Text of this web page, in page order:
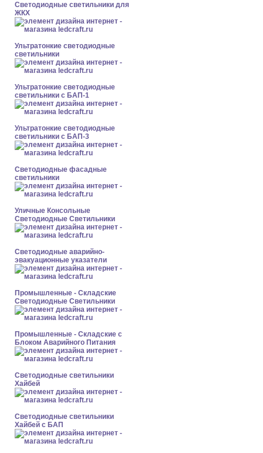
Светодиодные светильники для
ЖКХ
Ультратонкие светодиодные
светильники
Ультратонкие светодиодные
светильники с БАП-1
Ультратонкие светодиодные
светильники с БАП-3
Светодиодные фасадные
светильники
Уличные Консольные
Светодиодные Светильники
Светодиодные аварийно-
эвакуационные указатели
Промышленные - Складские
Светодиодные Светильники
Промышленные - Складские с
Блоком Аварийного Питания
Светодиодные светильники
Хайбей
Светодиодные светильники
Хайбей с БАП